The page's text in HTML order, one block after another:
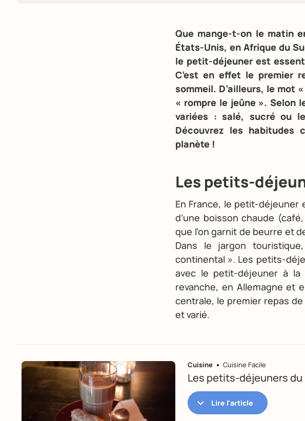
Que mange-t-on le matin
États-Unis, en Afrique du
le petit-déjeuner est
C’est en effet le premier
sommeil. D’ailleurs, le mot
« rompre le jeûne ». Selon
variées : salé, sucré ou
Découvrez les habitudes
planète !
Les petits-
En France, le petit-
d’une boisson chaude
que l’on garnit de beurre et
Dans le jargon
continental ». Les petits-
avec le petit-déjeuner à la
revanche, en Allemagne et
centrale, le premier repas
et varié.
Cuisine Cuisine Facile
Les petits-déjeuners du